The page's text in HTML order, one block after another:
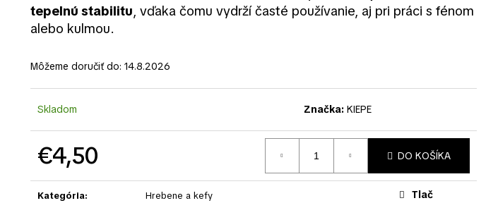
tepelnú stabilitu, vďaka čomu vydrží časté používanie, aj pri práci s fénom
alebo kulmou.
Môžeme doručiť do: 14.8.2026
Skladom Značka: KIEPE
€4,50 DO KOŠÍKA
Kategória: Hrebene a kefy
Tlač